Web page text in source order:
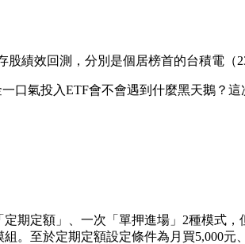
股績效回測，分別是個居榜首的台積電（
口氣投入ETF會不會遇到什麼黑天鵝？這
期定額」、一次「單押進場」2種模式
。至於定期定額設定條件為月買5,000元